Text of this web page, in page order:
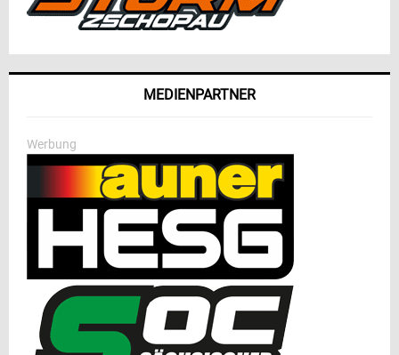
MEDIENPARTNER
Werbung